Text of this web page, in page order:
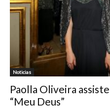
Noticias
Paolla Oliveira
“Meu Deus”